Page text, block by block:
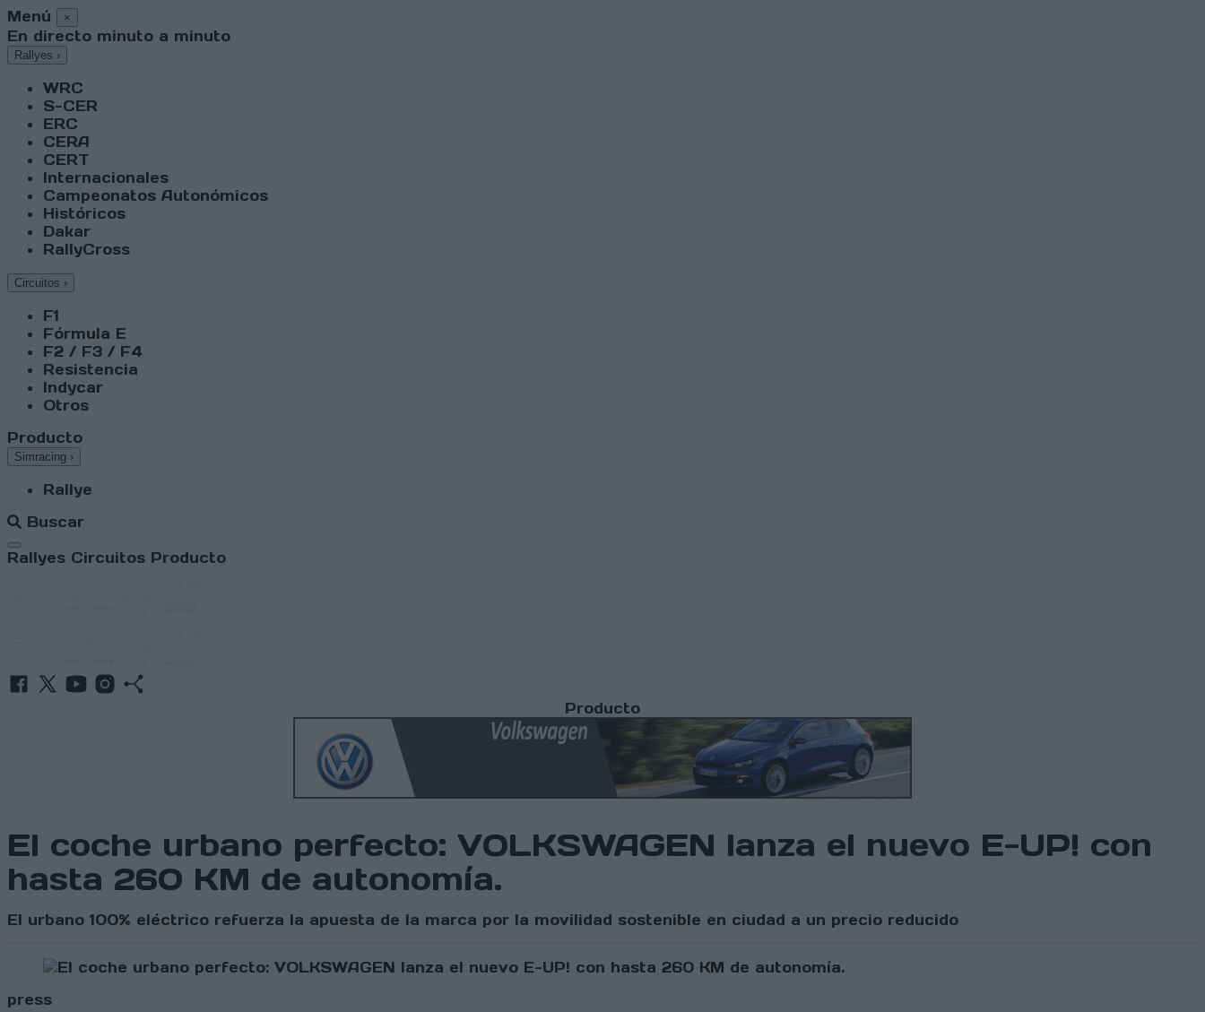
Menú ×
En directo minuto a minuto
Rallyes ›
WRC
S-CER
ERC
CERA
CERT
Internacionales
Campeonatos Autonómicos
Históricos
Dakar
RallyCross
Circuitos ›
F1
Fórmula E
F2 / F3 / F4
Resistencia
Indycar
Otros
Producto
Simracing ›
Rallye
Buscar
Abrir menú
Rallyes Circuitos Producto
Producto
El coche urbano perfecto: VOLKSWAGEN lanza el nuevo E-UP! con
hasta 260 KM de autonomía.
El urbano 100% eléctrico refuerza la apuesta de la marca por la movilidad sostenible en ciudad a un precio reducido
press